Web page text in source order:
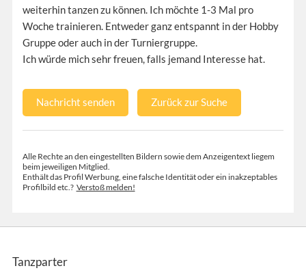
weiterhin tanzen zu können. Ich möchte 1-3 Mal pro
Woche trainieren. Entweder ganz entspannt in der Hobby
Gruppe oder auch in der Turniergruppe.
Ich würde mich sehr freuen, falls jemand Interesse hat.
Nachricht senden Zurück zur Suche
Alle Rechte an den eingestellten Bildern sowie dem Anzeigentext liegem
beim jeweiligen Mitglied.
Enthält das Profil Werbung, eine falsche Identität oder ein inakzeptables
Profilbild etc.? Verstoß melden!
Tanzparter